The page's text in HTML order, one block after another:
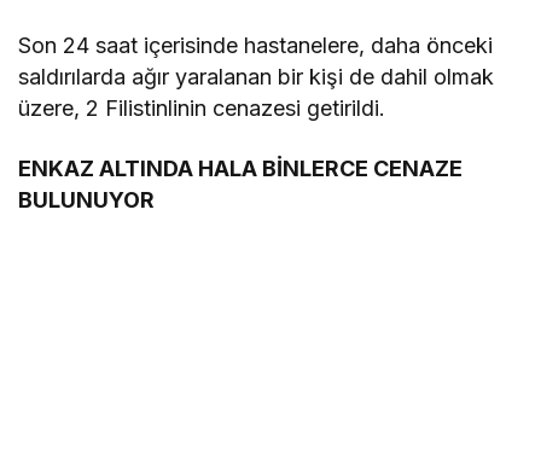
Son 24 saat içerisinde hastanelere, daha önceki
saldırılarda ağır yaralanan bir kişi de dahil olmak
üzere, 2 Filistinlinin cenazesi getirildi.
ENKAZ ALTINDA HALA BİNLERCE CENAZE
BULUNUYOR